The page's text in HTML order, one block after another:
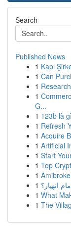
Search
Published News
1 Kapı
1 Can
1
1
G...
1 123b là
1 Refresh
1 Acquire
1 Artificial
1 Start
1 Top
1
1 انهيار؟
1 What
1 The